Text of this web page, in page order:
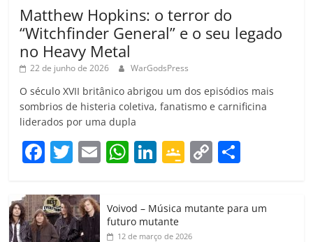
Matthew Hopkins: o terror do
“Witchfinder General” e o seu legado
no Heavy Metal
22 de junho de 2026 WarGodsPress
O século XVII britânico abrigou um dos episódios mais
sombrios de histeria coletiva, fanatismo e carnificina
liderados por uma dupla
F
c
e
T
itt
er
E
ai
W
at
s
Li
k
e
G
gl
C
y p
Voivod – Música mutante para um
futuro mutante
12 de março de 2026